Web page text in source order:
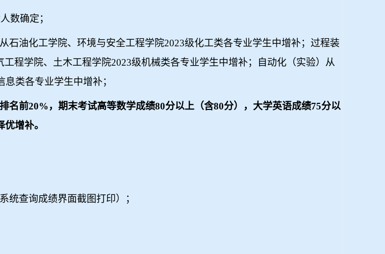
数确定；
石油化工学院、环境与安全工程学院2023级化工类各专业学生中增补；过程装
工程学院、土木工程学院2023级机械类各专业学生中增补；自动化（实验）从
息类各专业学生中增补；
名前20%，期末考试高等数学成绩80分以上（含80分），大学英语成绩75分以
增补。
统查询成绩界面截图打印）；